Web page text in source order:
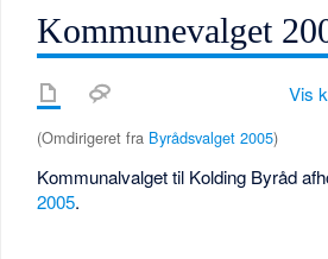
Kommunevalget
Vis
(Omdirigeret fra Byrådsvalget 2005)
Kommunalvalget til Kolding Byråd
2005.